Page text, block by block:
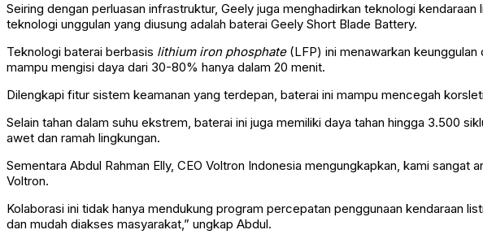
Seiring dengan perluasan infrastruktur, Geely juga menghadirkan teknologi
teknologi unggulan yang diusung adalah baterai Geely Short Blade Battery.
Teknologi baterai berbasis lithium iron phosphate(LFP) ini menawarkan keunggulan
mampu mengisi daya dari 30-80% hanya dalam 20 menit.
Dilengkapi fitur sistem keamanan yang terdepan, baterai ini mampu mencegah
Selain tahan dalam suhu ekstrem, baterai ini juga memiliki daya tahan hingga 3.500
awet dan ramah lingkungan.
Sementara Abdul Rahman Elly, CEO Voltron Indonesia mengungkapkan, kami
Voltron.
Kolaborasi ini tidak hanya mendukung program percepatan penggunaan kendaraan
dan mudah diakses masyarakat,” ungkap Abdul.